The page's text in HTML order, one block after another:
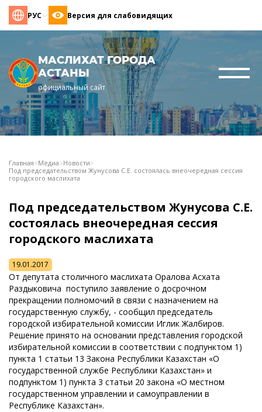
РУС Версия для слабовидящих
МАСЛИХАТ ГОРОДА
АСТАНЫ
официальный сайт
Главная Медиа Новости
Под председательством Жунусова С.Е. состоялась внеочередная сессия
городского маслихата
Под председательством Жунусова С.Е.
состоялась внеочередная сессия
городского маслихата
19.01.2017
От депутата столичного маслихата Оралова Асхата
Раздыковича поступило заявление о досрочном
прекращении полномочий в связи с назначением на
государственную службу, - сообщил председатель
городской избирательной комиссии Иглик Жалбиров.
Решение принято на основании представления городской
избирательной комиссии в соответствии с подпунктом 1)
пункта 1 статьи 13 Закона Республики Казахстан «О
государственной службе Республики Казахстан» и
подпунктом 1) пункта 3 статьи 20 закона «О местном
государственном управлении и самоуправлении в
Республике Казахстан».